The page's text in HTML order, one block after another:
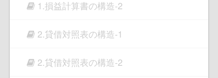
1.損益計算書の構造-2
2.貸借対照表の構造-1
2.貸借対照表の構造-2